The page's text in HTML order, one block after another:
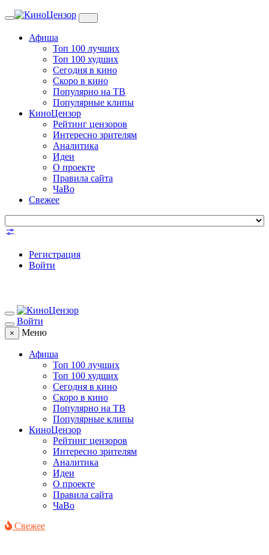
Toggle
Афиша
Топ 100 лучших
Топ 100 худших
Сегодня в кино
Скоро в кино
Популярно на ТВ
Популярные клипы
КиноЦензор
Рейтинг цензоров
Интересно зрителям
Аналитика
Идеи
О проекте
Правила сайта
ЧаВо
Свежее
Регистрация
Войти
Войти
× Меню
Афиша
Топ 100 лучших
Топ 100 худших
Сегодня в кино
Скоро в кино
Популярно на ТВ
Популярные клипы
КиноЦензор
Рейтинг цензоров
Интересно зрителям
Аналитика
Идеи
О проекте
Правила сайта
ЧаВо
Свежее